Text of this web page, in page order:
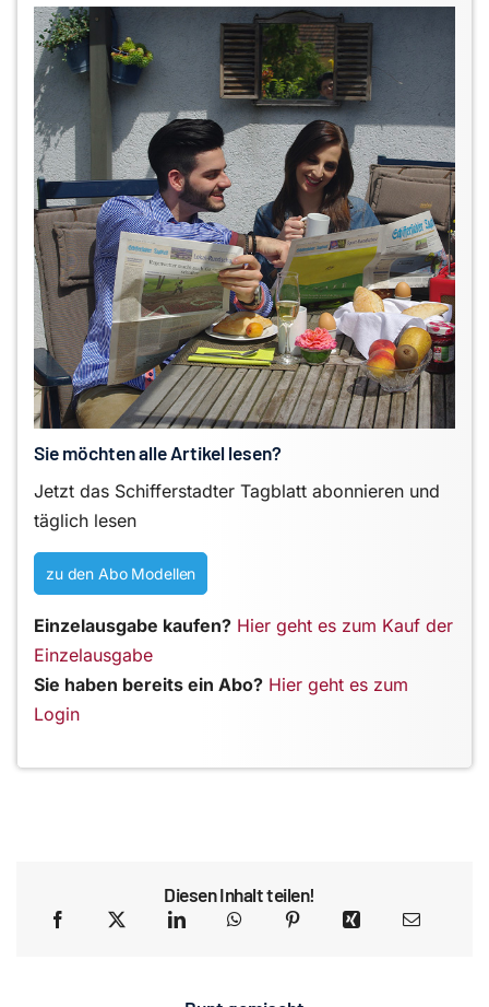
Sie möchten alle Artikel lesen?
Jetzt das Schifferstadter Tagblatt abonnieren und
täglich lesen
zu den Abo Modellen
Einzelausgabe kaufen? Hier geht es zum Kauf der
Einzelausgabe
Sie haben bereits ein Abo? Hier geht es zum
Login
Diesen Inhalt teilen!